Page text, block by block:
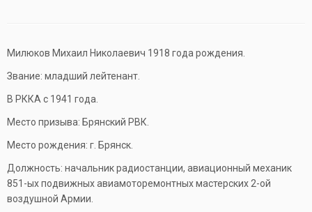
Милюков Михаил Николаевич 1918 года рождения.
Звание: младший лейтенант.
В РККА с 1941 года.
Место призыва: Брянский РВК.
Место рождения: г. Брянск.
Должность: начальник радиостанции, авиационный механик
851-ых подвижных авиамоторемонтных мастерских 2-ой
воздушной Армии.